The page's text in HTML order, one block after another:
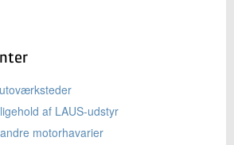
af LAUS-udstyr
motorhavarier